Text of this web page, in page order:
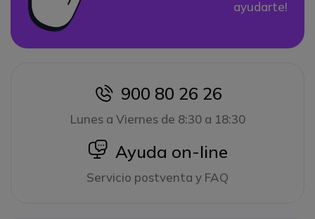
ayudarte!
icon
900 80 26 26
Lunes a Viernes de 8:30 a 18:30
icon
Ayuda on-line
Servicio postventa y FAQ